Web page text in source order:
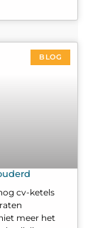
BLOG
cv-ketels
meer het